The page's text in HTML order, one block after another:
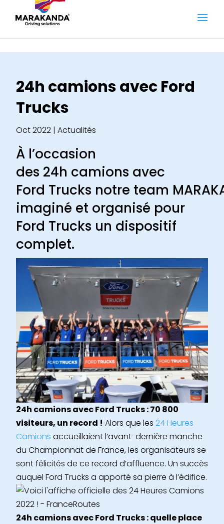
24h camions avec Ford
Trucks
Oct 2022 | Actualités
À l’occasion
des 24h camions avec
Ford Trucks notre team
imaginé et organisé pour
Ford Trucks un dispositif
complet.
24h camions avec Ford Trucks : 70 800
visiteurs, un record ! Alors que les 24 Heures
Camions accueillaient l’avant-dernière manche
du Championnat de France, les organisateurs se
sont félicités de ce record d’affluence. Un succès
auquel Ford Trucks a apporté sa pierre à l’édifice.
24h camions avec Ford Trucks : quelle place